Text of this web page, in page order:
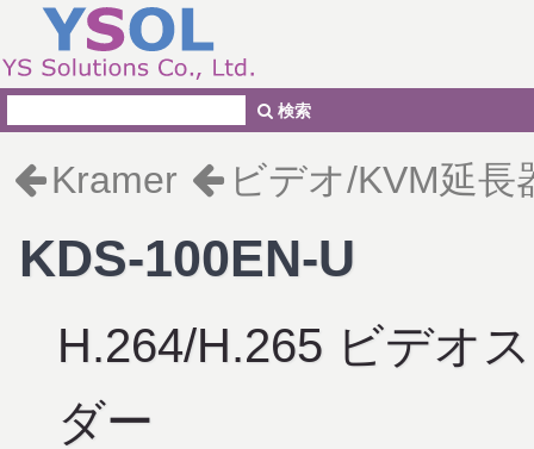
Kramer ビデオ/KVM延長
KDS-100EN-U
H.264/H.265 ビデオ
ダー
検索